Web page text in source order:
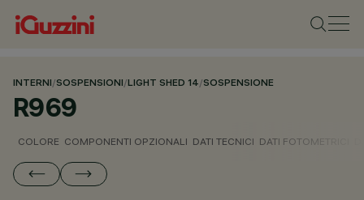
INTERNI/SOSPENSIONI/LIGHT SHED 14/SOSPENSIONE
R969
COLORE COMPONENTI OPZIONALI DATI TECNICI DATI FOTOMETRICI